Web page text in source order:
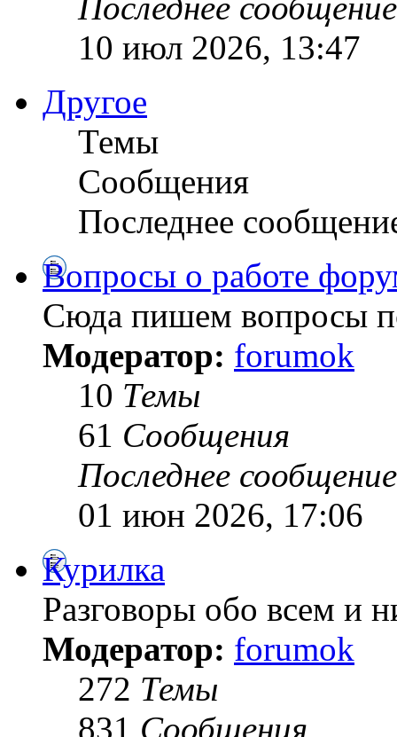
Последнее сообщение
10 июл 2026, 13:47
Другое
Темы
Сообщения
Последнее
Вопросы о работе
Сюда пишем вопросы
Модератор: forumok
10 Темы
61 Сообщения
Последнее сообщение
01 июн 2026, 17:06
Курилка
Разговоры обо всем и
Модератор: forumok
272 Темы
831 Сообщения